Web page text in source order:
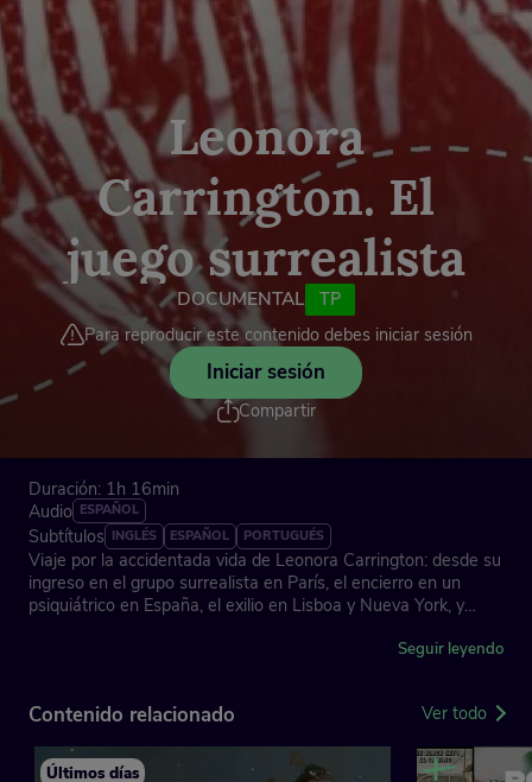
Leonora
Carrington. El
juego surrealista
DOCUMENTAL TP
Para reproducir este contenido debes iniciar sesión
Iniciar sesión
Compartir
Duración: 1h 16min
Audio ESPAÑOL
Subtítulos INGLÉS ESPAÑOL PORTUGUÉS
Viaje por la accidentada vida de Leonora Carrington: desde su
ingreso en el grupo surrealista en París, el encierro en un
psiquiátrico en España, el exilio en Lisboa y Nueva York, y
animales y el mundo de la magia.
Dirección: Javier Martín-Domínguez
Seguir leyendo
Contenido relacionado Ver todo
Últimos días